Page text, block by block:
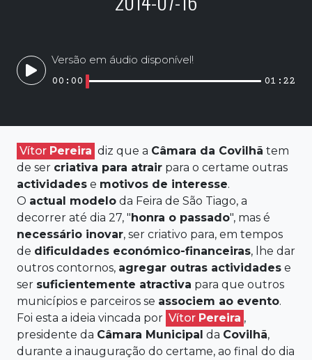
Versão em áudio disponível!
00:00 01:22
Vítor Pereira diz que a Câmara da Covilhã tem
de ser criativa para atrair para o certame outras
actividades e motivos de interesse.
O actual modelo da Feira de São Tiago, a
decorrer até dia 27, "honra o passado", mas é
necessário inovar, ser criativo para, em tempos
de dificuldades económico-financeiras, lhe dar
outros contornos, agregar outras actividades e
ser suficientemente atractiva para que outros
municípios e parceiros se associem ao evento.
Foi esta a ideia vincada por Vítor Pereira ,
presidente da Câmara Municipal da Covilhã,
durante a inauguração do certame, ao final do dia